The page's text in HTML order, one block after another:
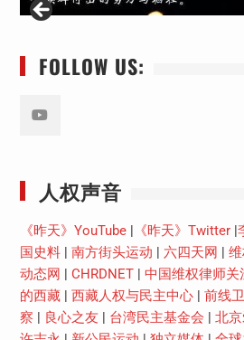
FOLLOW US:
人权声音
《昨天》YouTube| 《昨天》Twitter|
国史料| 南方街头运动 | 六四天网 |
动态网 | CHRDNET| 中国维权律师关
的西藏| 西藏人权与民主中心| 前线
察 | 良心之友 | 台湾民主基金会 | 北